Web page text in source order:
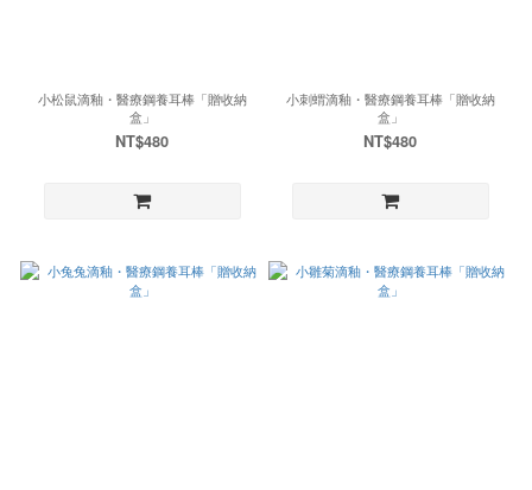
小松鼠滴釉・醫療鋼養耳棒「贈收納
盒」
NT$480
小刺蝟滴釉・醫療鋼養耳棒「贈收納
盒」
NT$480